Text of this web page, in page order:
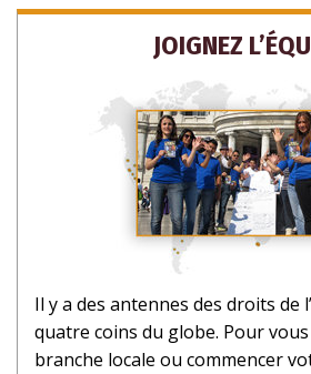
INSCRIVEZ-VOUS POUR
MISES À JOUR ET DES
JOIGNEZ
Il y a des antennes des droits de
quatre coins du globe. Pour
branche locale ou commencer